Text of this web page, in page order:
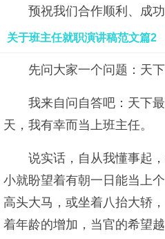
预祝我们合作顺利、成功
关于班主任就职演讲稿范文篇2
先问大家一个问题：天
我来自问自答吧：天下
天，我有幸而当上班主任。
说实话，自从我懂事起
小就盼望着有朝一日能当上
高头大马，或坐着八抬大轿
着年龄的增加，当官的希望